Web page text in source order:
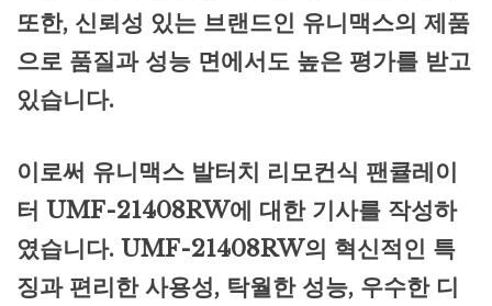
또한, 신뢰성 있는 브랜드인 유니맥스의 제품
으로 품질과 성능 면에서도 높은 평가를 받고
있습니다.
이로써 유니맥스 발터치 리모컨식 팬큘레이
터 UMF-21408RW에 대한 기사를 작성하
였습니다. UMF-21408RW의 혁신적인 특
징과 편리한 사용성, 탁월한 성능, 우수한 디